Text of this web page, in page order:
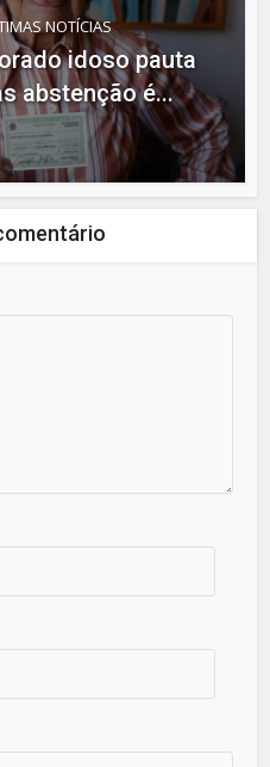
NOTÍCIAS
idoso pauta
abstenção é...